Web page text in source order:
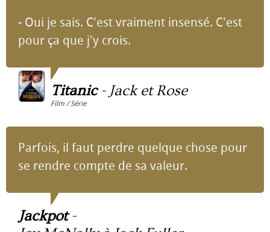
- Oui je sais. C'est vraiment insensé. C'est
pour ça que j'y crois.
Titanic- Jack et Rose
Film / Série
Parfois, il faut perdre quelque chose pour
se rendre compte de sa valeur.
Jackpot-